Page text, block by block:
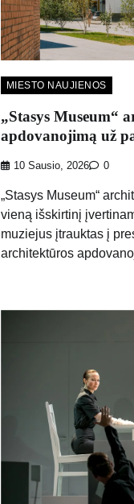
MIESTO NAUJIENOS
„Stasys Museum“
apdovanojimą už
10 Sausio, 2026 0
„Stasys Museum“
vieną išskirtinį
muziejus įtrauktas į
architektūros